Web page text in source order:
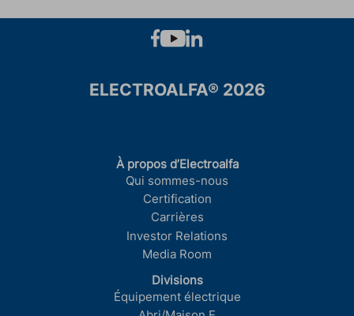
ELECTROALFA® 2026
À propos d’Electroalfa
Qui sommes-nous
Certification
Carrières
Investor Relations
Media Room
Divisions
Équipement électrique